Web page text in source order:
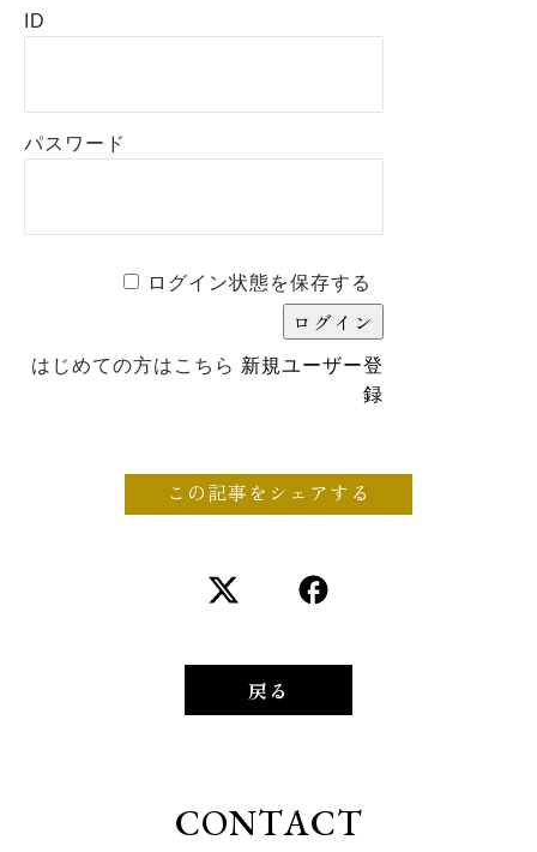
ID
パスワード
ログイン状態を保存する
はじめての方はこちら 新規ユーザー登
録
この記事をシェアする
戻る
CONTACT